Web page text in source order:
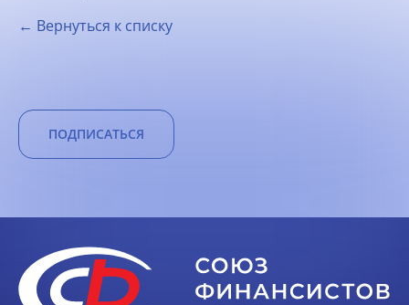
← Вернуться к списку
ПОДПИСАТЬСЯ